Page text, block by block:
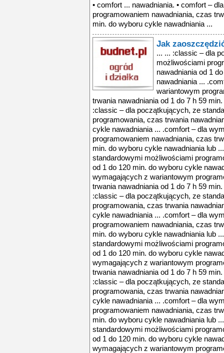
• comfort ... nawadniania. • comfort –
programowaniem nawadniania, czas
min. do wyboru cykle nawadniania ...
Jak
... ... :classic – dla
możliwościami
nawadniania od 1
nawadniania ...
wariantowym
trwania nawadniania od 1 do 7 h 59
:classic – dla początkujących, ze
programowania, czas trwania
cykle nawadniania ... .comfort – dla
programowaniem nawadniania, czas
min. do wyboru cykle nawadniania lub
standardowymi możliwościami
od 1 do 120 min. do wyboru cykle
wymagających z wariantowym
trwania nawadniania od 1 do 7 h 59
:classic – dla początkujących, ze
programowania, czas trwania
cykle nawadniania ... .comfort – dla
programowaniem nawadniania, czas
min. do wyboru cykle nawadniania lub
standardowymi możliwościami
od 1 do 120 min. do wyboru cykle
wymagających z wariantowym
trwania nawadniania od 1 do 7 h 59
:classic – dla początkujących, ze
programowania, czas trwania
cykle nawadniania ... .comfort – dla
programowaniem nawadniania, czas
min. do wyboru cykle nawadniania lub
standardowymi możliwościami
od 1 do 120 min. do wyboru cykle
wymagających z wariantowym